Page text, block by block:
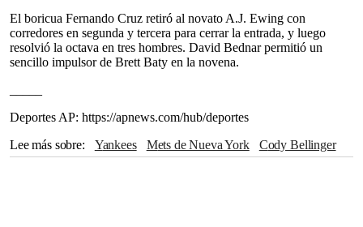
El boricua Fernando Cruz retiró al novato A.J. Ewing con
corredores en segunda y tercera para cerrar la entrada, y luego
resolvió la octava en tres hombres. David Bednar permitió un
sencillo impulsor de Brett Baty en la novena.
Deportes AP: https://apnews.com/hub/deportes
Lee más sobre
Yankees Mets de Nueva York Cody Bellinger